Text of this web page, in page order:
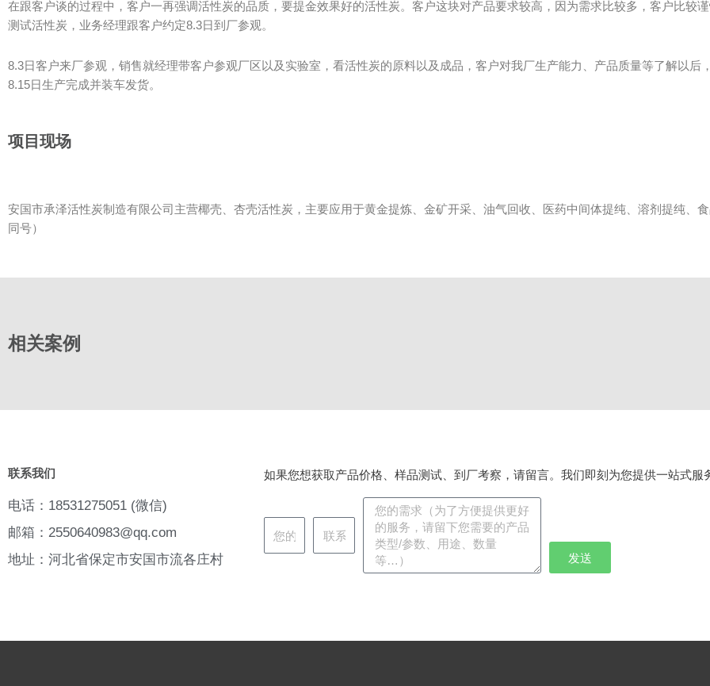
在跟客户谈的过程中，客户一再强调活性炭的品质，要提金效果好的活性炭。客户这块对产品要求较高，因为需求比较多，客户比较
测试活性炭，业务经理跟客户约定8.3日到厂参观。
8.3日客户来厂参观，销售就经理带客户参观厂区以及实验室，看活性炭的原料以及成品，客户对我厂生产能力、产品质量等了解以后
8.15日生产完成并装车发货。
项目现场
安国市承泽活性炭制造有限公司主营椰壳、杏壳活性炭，主要应用于黄金提炼、金矿开采、油气回收、医药中间体提纯、溶剂提纯、
同号）
相关案例
联系我们
电话：18531275051 (微信)
邮箱：2550640983@qq.com
地址：河北省保定市安国市流各庄村
如果您想获取产品价格、样品测试、到厂考察，请留言。我们即刻为您提供一站式服
发送